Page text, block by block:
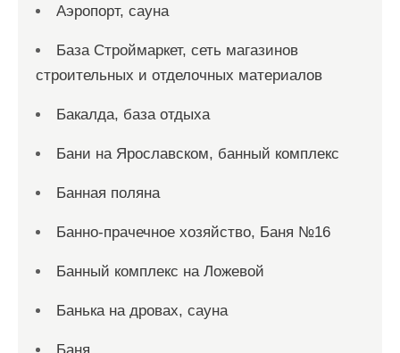
Аэропорт, сауна
База Строймаркет, сеть магазинов
строительных и отделочных материалов
Бакалда, база отдыха
Бани на Ярославском, банный комплекс
Банная поляна
Банно-прачечное хозяйство, Баня №16
Банный комплекс на Ложевой
Банька на дровах, сауна